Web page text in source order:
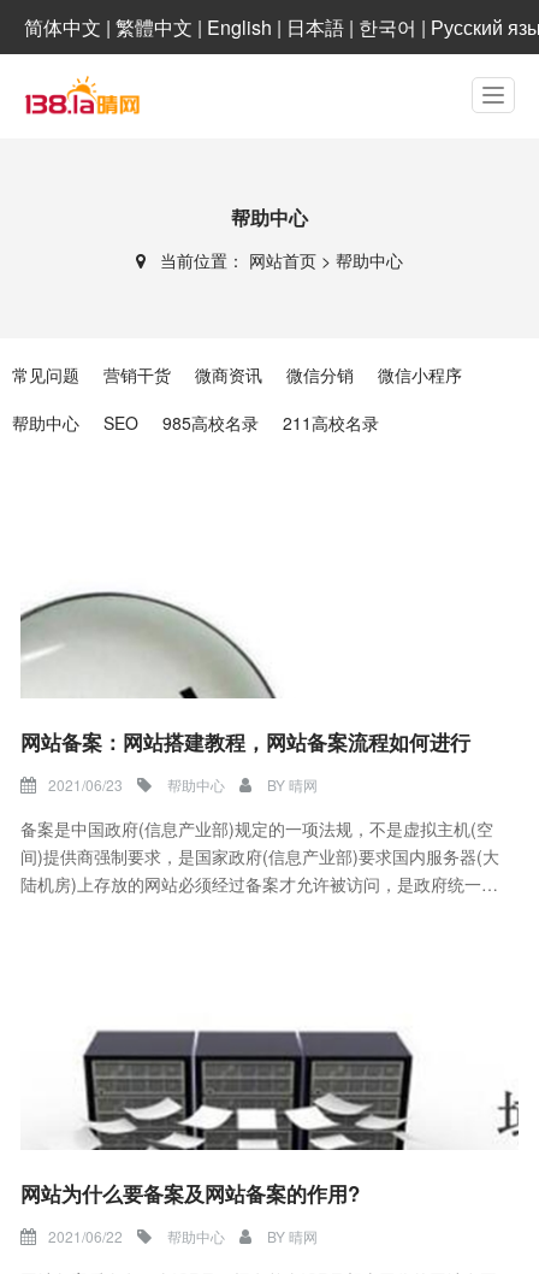
简体中文 | 繁體中文 | English | 日本語 | 한국어 | Русский
帮助中心
当前位置： 网站首页 > 帮助中心
常见问题 营销干货 微商资讯 微信分销
微信小程序
帮助中心
SEO 985高校名录 211高校名录
网站备案：网站搭建教程，网站备案流程如何进行
2021/06/23 帮助中心 BY晴网
备案是中国政府(信息产业部)规定的一项法规，不是虚拟主机(空
间)提供商强制要求，是国家政府(信息产业部)要求国内服务器(大
陆机房)上存放的网站必须经过备案才允许被访问，是政府统一强
网站为什么要备案及网站备案的作用?
2021/06/22 帮助中心 BY晴网